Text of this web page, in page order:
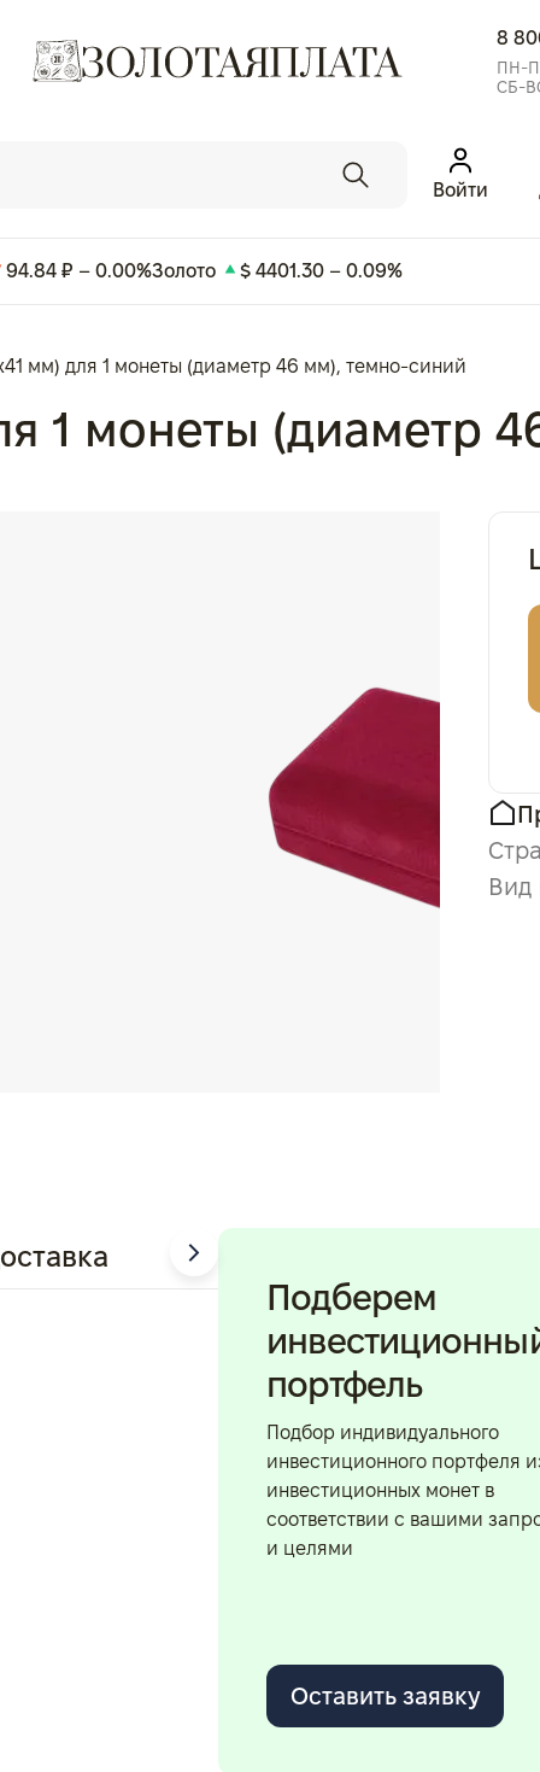
8
ПН-
СБ-
Войти
94.84 ₽ – 0.00%Золото $ 4401.30 – 0.09%
мм) для 1 монеты (диаметр 46 мм), темно-синий
1 монеты (диаметр
Вид
Подберем
портфель
Подбор индивидуального
инвестиционного портфеля
инвестиционных монет в
соответствии с вашими
и целями
Оставить заявку